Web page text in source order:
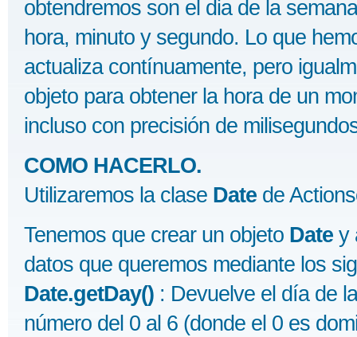
obtendremos son el dia de la
hora, minuto y segundo. Lo que
actualiza contínuamente, pero
objeto para obtener la hora de un
incluso con precisión de
COMO HACERLO.
Utilizaremos la clase Date de
Tenemos que crear un objeto Date y
datos que queremos mediante los
Date.getDay() : Devuelve el día de
número del 0 al 6 (donde el 0 es